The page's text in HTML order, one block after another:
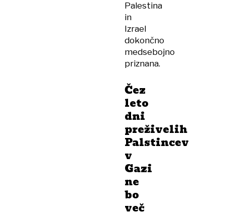
Palestina
in
Izrael
dokončno
medsebojno
priznana.
Čez
leto
dni
preživelih
Palstincev
v
Gazi
ne
bo
več